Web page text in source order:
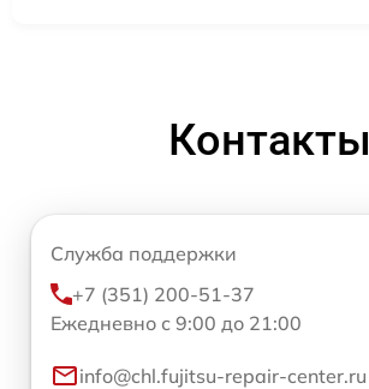
Контакты
Служба поддержки
+7 (351) 200-51-37
Ежедневно с 9:00 до 21:00
info@chl.fujitsu-repair-center.ru